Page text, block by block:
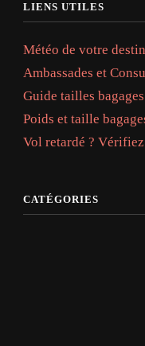
LIENS UTILES
Météo de votre
Ambassades et
Guide tailles
Poids et taille
Vol retardé ?
CATÉGORIES